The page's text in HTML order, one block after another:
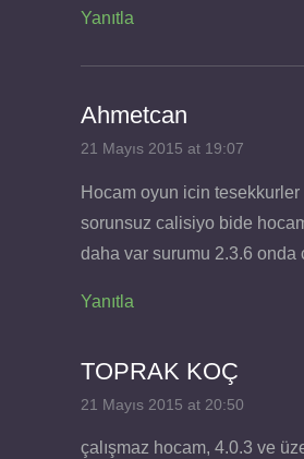
Yanıtla
Ahmetcan
21 Mayıs 2015 at 19:07
Hocam oyun icin tesekkurler
sorunsuz calisiyo bide
daha var surumu 2.3.6 onda
Yanıtla
TOPRAK KOÇ
21 Mayıs 2015 at 20:50
çalışmaz hocam, 4.0.3 ve